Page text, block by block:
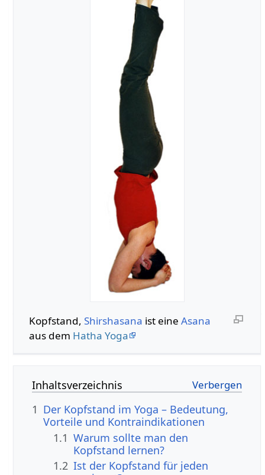
Kopfstand, Shirshasana ist eine Asana
aus dem Hatha Yoga
Inhaltsverzeichnis
1 Der Kopfstand im Yoga – Bedeutung,
Vorteile und Kontraindikationen
1.1 Warum sollte man den
Kopfstand lernen?
1.2 Ist der Kopfstand für jeden